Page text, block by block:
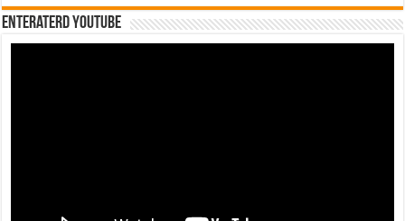
EnterateRD YOUTUBE